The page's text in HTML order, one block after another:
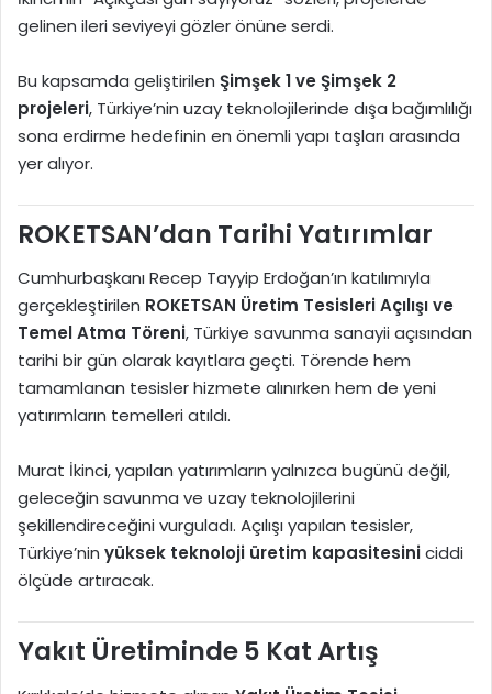
gelinen ileri seviyeyi gözler önüne serdi.
Bu kapsamda geliştirilen Şimşek 1 ve Şimşek 2
projeleri, Türkiye’nin uzay teknolojilerinde dışa bağımlılığı
sona erdirme hedefinin en önemli yapı taşları arasında
yer alıyor.
ROKETSAN’dan Tarihi Yatırımlar
Cumhurbaşkanı Recep Tayyip Erdoğan’ın katılımıyla
gerçekleştirilen ROKETSAN Üretim Tesisleri Açılışı ve
Temel Atma Töreni, Türkiye savunma sanayii açısından
tarihi bir gün olarak kayıtlara geçti. Törende hem
tamamlanan tesisler hizmete alınırken hem de yeni
yatırımların temelleri atıldı.
Murat İkinci, yapılan yatırımların yalnızca bugünü değil,
geleceğin savunma ve uzay teknolojilerini
şekillendireceğini vurguladı. Açılışı yapılan tesisler,
Türkiye’nin yüksek teknoloji üretim kapasitesiniciddi
ölçüde artıracak.
Yakıt Üretiminde 5 Kat Artış